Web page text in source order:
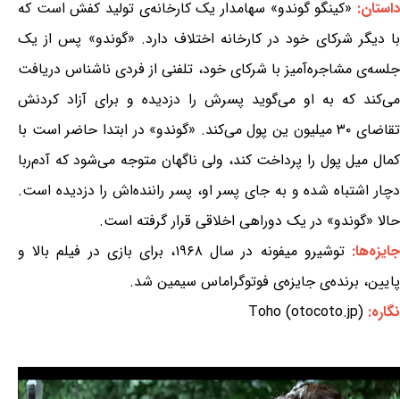
داستان: «کینگو گوندو» سهامدار یک کارخانه‌ی تولید کفش است که
با دیگر شرکای خود در کارخانه اختلاف دارد. «گوندو» پس از یک
جلسه‌ی مشاجره‌آمیز با شرکای خود، تلفنی از فردی ناشناس دریافت
می‌کند که به او می‌گوید پسرش را دزدیده و برای آزاد کردنش
تقاضای ۳۰ میلیون ین پول می‌کند. «گوندو» در ابتدا حاضر است با
کمال میل پول را پرداخت کند، ولی ناگهان متوجه می‌شود که آدم‌ربا
دچار اشتباه شده و به جای پسر او، پسر راننده‌اش را دزدیده است.
حالا «گوندو» در یک دوراهی اخلاقی قرار گرفته است.
جایزه‌ها:
توشیرو میفونه در سال ۱۹۶۸، برای بازی در فیلم بالا و
پایین، برنده‌ی جایزه‌ی فوتوگراماس سیمین شد.
نگاره: Toho (otocoto.jp)